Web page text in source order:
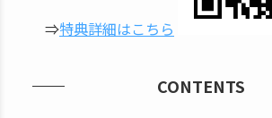
⇒特典詳細はこちら
CONTENTS